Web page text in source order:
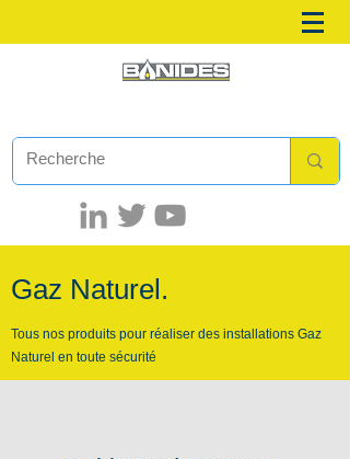
Gaz Naturel.
Tous nos produits pour réaliser des installations Gaz
Naturel en toute sécurité